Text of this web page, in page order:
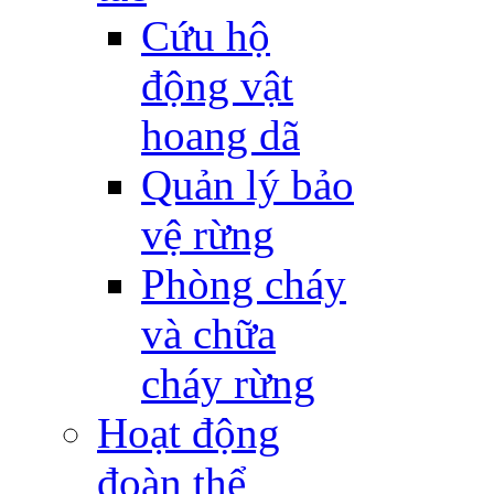
Cứu hộ
động vật
hoang dã
Quản lý bảo
vệ rừng
Phòng cháy
và chữa
cháy rừng
Hoạt động
đoàn thể